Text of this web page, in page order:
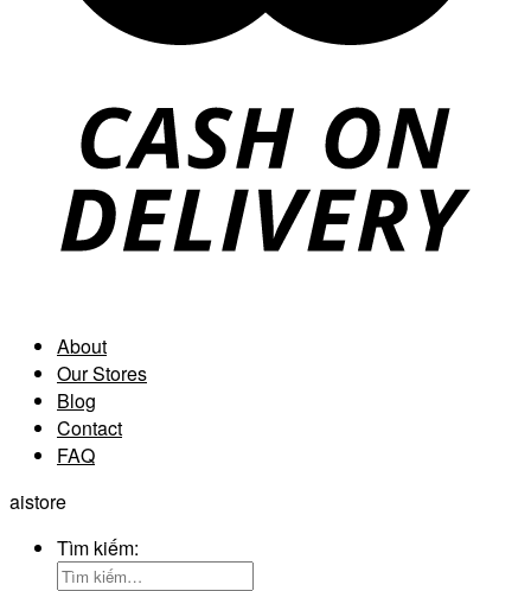
About
Our Stores
Blog
Contact
FAQ
aistore
Tìm kiếm: